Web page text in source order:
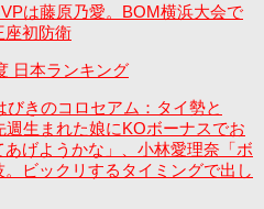
は藤原乃愛。BOM横浜大会で
座初防衛
日本ランキング
きのコロセアム：タイ勢と
週生まれた娘にKOボーナスでお
げようかな」、小林愛理奈「ボ
ビックリするタイミングで出し